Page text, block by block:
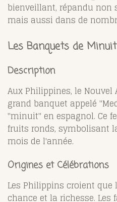
bienveillant, répandu non
mais aussi dans de
Les Banquets de
Description
Aux Philippines, le Nouvel
grand banquet appelé
"minuit" en espagnol. Ce
fruits ronds, symbolisant
mois de l'année.
Origines et Célébrations
Les Philippins croient
chance et la richesse.